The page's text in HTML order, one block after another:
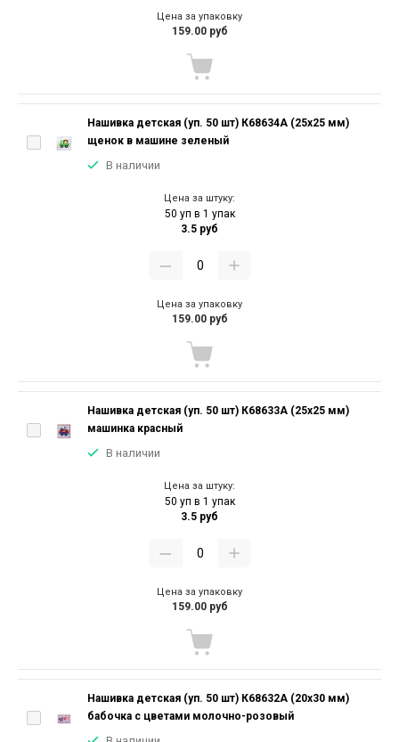
Цена за упаковку
159.00 руб
Нашивка детская (уп. 50 шт) К68634А (25х25 мм)
щенок в машине зеленый
В наличии
Цена за штуку:
50 уп в 1 упак
3.5 руб
Цена за упаковку
159.00 руб
Нашивка детская (уп. 50 шт) К68633А (25х25 мм)
машинка красный
В наличии
Цена за штуку:
50 уп в 1 упак
3.5 руб
Цена за упаковку
159.00 руб
Нашивка детская (уп. 50 шт) К68632А (20х30 мм)
бабочка с цветами молочно-розовый